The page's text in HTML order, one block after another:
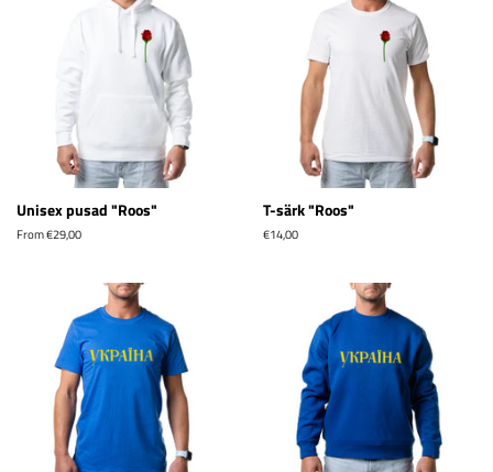
Unisex pusad "Roos"
From €29,00
T-särk "Roos"
Tavahind
€14,00